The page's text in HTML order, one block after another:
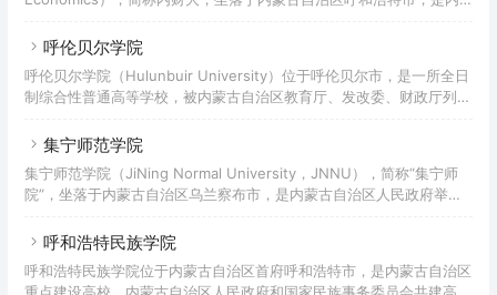
工程”产教融合创新先行先试合作院校项目、“双万计划”，是中俄经济
呼伦贝尔学院
呼伦贝尔学院（Hulunbuir University）位于呼伦贝尔市，是一所全日
制综合性普通高等学校，被内蒙古自治区教育厅、发改委、财政厅列为
所高校、教育部首批新工科研究与实践项目。
集宁师范学院
集宁师范学院（JiNing Normal University，JNNU），简称“集宁师
院”，坐落于内蒙古自治区乌兰察布市，是内蒙古自治区人民政府举
古自治区整体转型发展试点学校。
呼和浩特民族学院
呼和浩特民族学院位于内蒙古自治区首府呼和浩特市，是内蒙古自治区